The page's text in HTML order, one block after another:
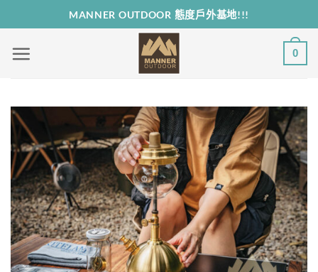
to
content
MANNER OUTDOOR 態度戶外基地!!!
0